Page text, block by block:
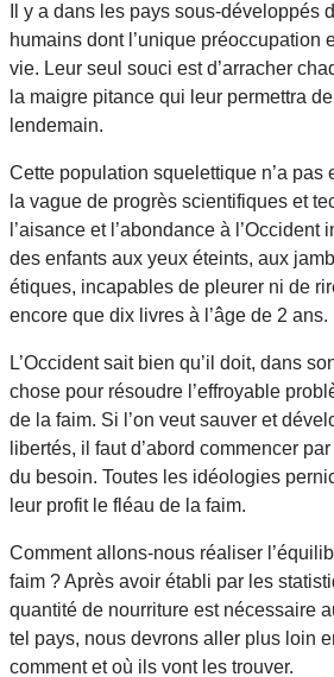
Il y a dans les pays sous-développés
humains dont l’unique préoccupation
vie. Leur seul souci est d’arracher
la maigre pitance qui leur permettra
lendemain.
Cette population squelettique n’a pas
la vague de progrès scientifiques et
l’aisance et l’abondance à
des enfants aux yeux éteints, aux
étiques, incapables de pleurer ni de
encore que dix livres à l’âge de 2 ans.
L’Occident sait bien qu’il doit, dans
chose pour résoudre l’effroyable
de la faim. Si l’on veut sauver et
libertés, il faut d’abord commencer
du besoin. Toutes les idéologies
leur profit le fléau de la faim.
Comment allons-nous réaliser
faim ? Après avoir établi par les
quantité de nourriture est nécessaire
tel pays, nous devrons aller plus loin
comment et où ils vont les trouver.